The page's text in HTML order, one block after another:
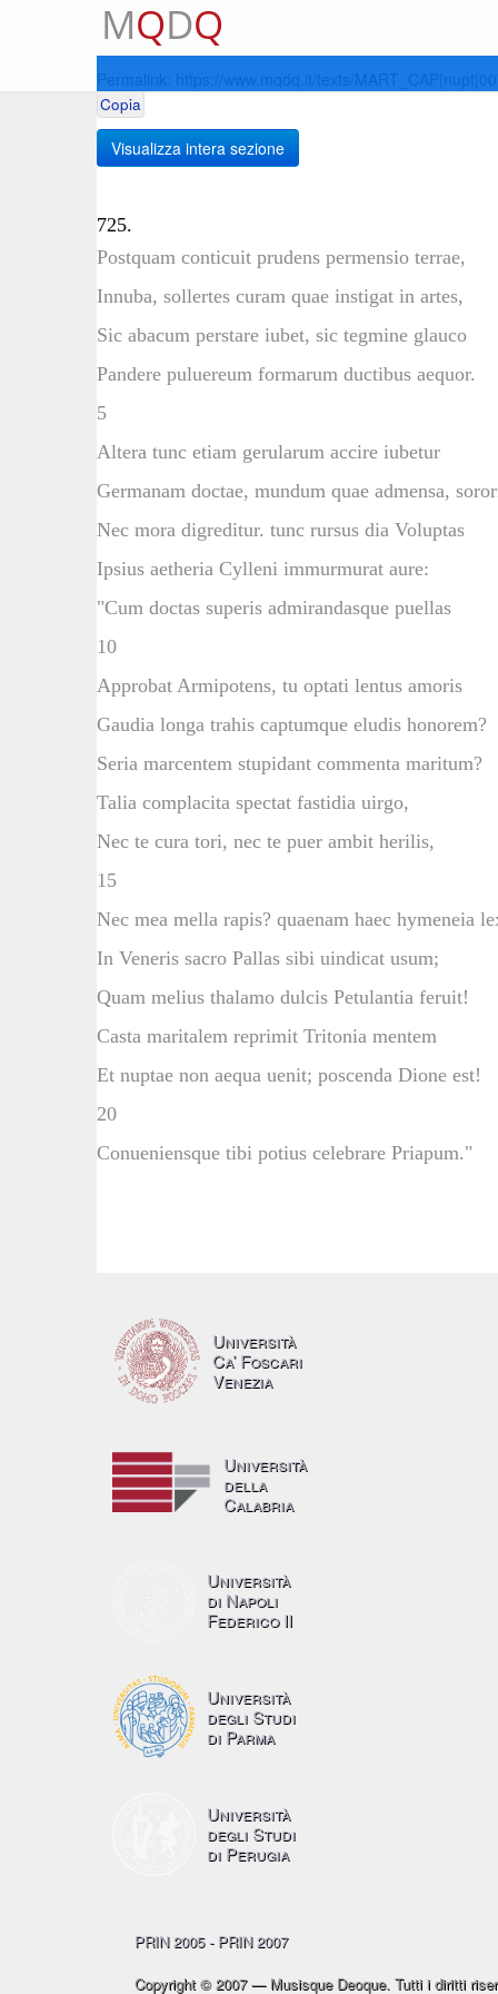
MQDQ
Copia
Visualizza intera sezione
725.
Postquam conticuit prudens permensio terrae,
Innuba, sollertes curam quae instigat in artes,
Sic abacum perstare iubet, sic tegmine glauco
Pandere puluereum formarum ductibus aequor.
5
Altera tunc etiam gerularum accire iubetur
Germanam doctae, mundum quae admensa,
Nec mora digreditur. tunc rursus dia Voluptas
Ipsius aetheria Cylleni immurmurat aure:
"Cum doctas superis admirandasque puellas
10
Approbat Armipotens, tu optati lentus amoris
Gaudia longa trahis captumque eludis honorem?
Seria marcentem stupidant commenta maritum?
Talia complacita spectat fastidia uirgo,
Nec te cura tori, nec te puer ambit herilis,
15
Nec mea mella rapis? quaenam haec hymeneia
In Veneris sacro Pallas sibi uindicat usum;
Quam melius thalamo dulcis Petulantia feruit!
Casta maritalem reprimit Tritonia mentem
Et nuptae non aequa uenit; poscenda Dione est!
20
Conueniensque tibi potius celebrare Priapum."
Università
Ca’ Foscari
Venezia
Università
della
Calabria
Università
di Napoli
Federico II
Università
degli Studi
di Parma
Università
degli Studi
di Perugia
PRIN 2005 - PRIN 2007
Copyright © 2007 — Musisque Deoque. Tutti i diritti